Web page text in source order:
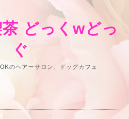
どっくwどっ
ぐ
のヘアーサロン、ドッグカフェ